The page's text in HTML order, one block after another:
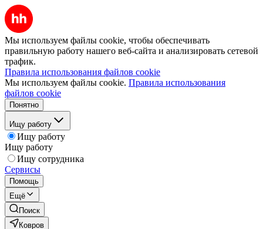
Мы используем файлы cookie, чтобы обеспечивать
правильную работу нашего веб-сайта и анализировать сетевой
трафик.
Правила использования файлов cookie
Мы используем файлы cookie. Правила использования
файлов cookie
Понятно
Ищу работу
Ищу работу
Ищу работу
Ищу сотрудника
Сервисы
Помощь
Ещё
Поиск
Ковров